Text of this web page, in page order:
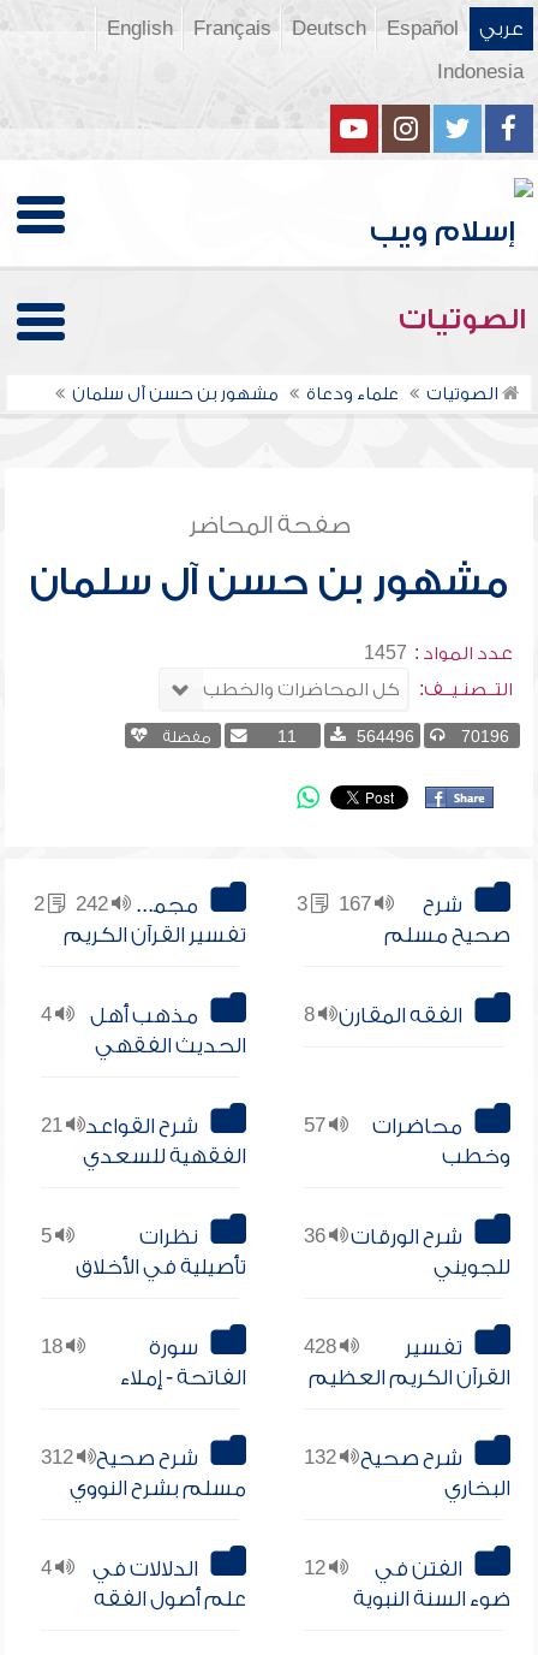
عربي Español
Deutsch
Français
English
Indonesia
الصوتيات
الصوتيات علماء ودعاة مشهور بن حسن آل سلمان
صفحة المحاضر
مشهور بن حسن آل سلمان
عدد المواد : 1457
التــصنـيــف:
70196
564496
11 مفضلة
167
شرح
صحيح مسلم
242
2
مجموعة
تفسير القرآن الكريم
8 الفقه المقارن 4
مذهب أهل
الحديث الفقهي
57
محاضرات
وخطب
21
شرح القواعد
الفقهية للسعدي
36
شرح الورقات
للجويني
5
نظرات
تأصيلية في الأخلاق
428
تفسير
القرآن الكريم العظيم
18
سورة
الفاتحة - إملاء
132
شرح صحيح
البخاري
312
شرح صحيح
مسلم بشرح النووي
12
الفتن في
ضوء السنة النبوية
4
الدلالات في
علم أصول الفقه